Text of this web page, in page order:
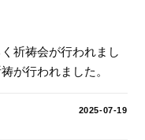
祈祷会が行われまし
が行われました。
2025-07-19